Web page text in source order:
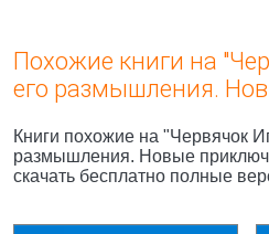
Похожие книги на
его размышления.
Книги похожие на "Червячок
размышления. Новые
скачать бесплатно полные